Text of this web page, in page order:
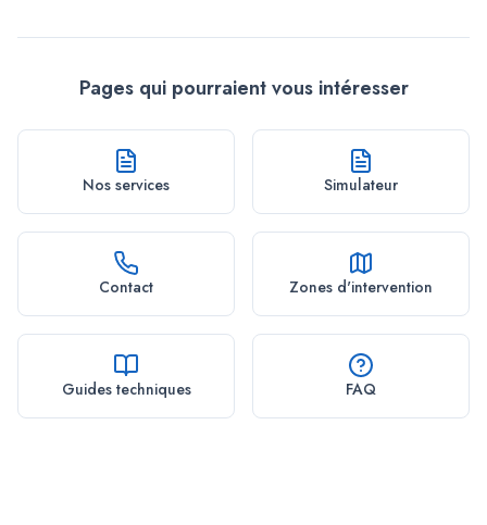
Pages qui pourraient vous intéresser
Nos services Simulateur
Contact Zones d'intervention
Guides techniques FAQ